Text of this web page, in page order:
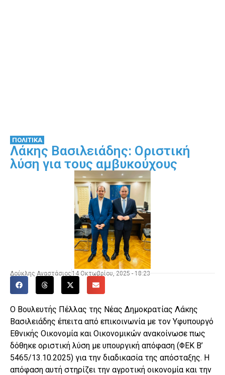
ΠΟΛΙΤΙΚΑ
Λάκης Βασιλειάδης: Οριστική
λύση για τους αμβυκούχους
Δούκλης Αναστάσιος 14 Οκτωβρίου, 2025 - 18:23
Ο Βουλευτής Πέλλας της Νέας Δημοκρατίας Λάκης
Βασιλειάδης έπειτα από επικοινωνία με τον Υφυπουργό
Εθνικής Οικονομία και Οικονομικών ανακοίνωσε πως
δόθηκε οριστική λύση με υπουργική απόφαση (ΦΕΚ Β’
5465/13.10.2025) για την διαδικασία της απόσταξης. Η
απόφαση αυτή στηρίζει την αγροτική οικονομία και την